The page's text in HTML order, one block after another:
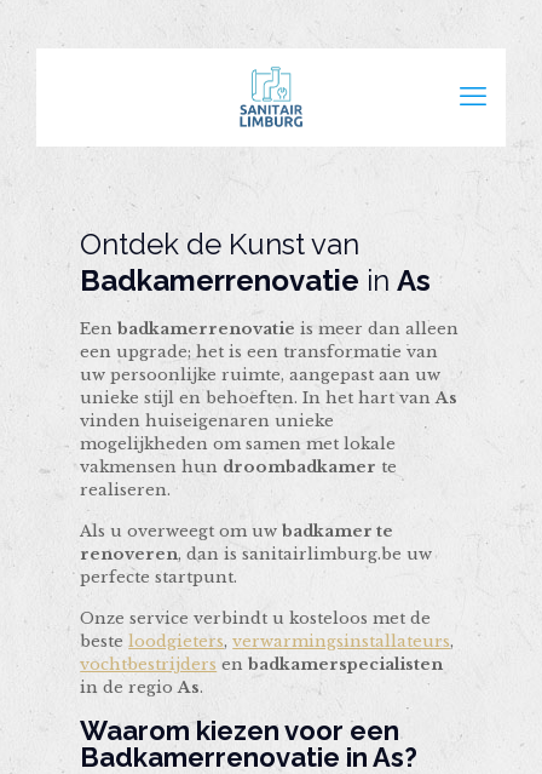
Ontdek de Kunst van
Badkamerrenovatie inAs
Eenbadkamerrenovatie is meer dan alleen
een upgrade; het is een transformatie van
uw persoonlijke ruimte, aangepast aan uw
unieke stijl en behoeften. In het hart vanAs
vinden huiseigenaren unieke
mogelijkheden om samen met lokale
vakmensen hun droombadkamer te
realiseren.
Als u overweegt om uwbadkamer te
renoveren, dan is sanitairlimburg.be uw
perfecte startpunt.
Onze service verbindt u kosteloos met de
besteloodgieters,verwarmingsinstallateurs,
vochtbestrijders enbadkamerspecialisten
in de regioAs.
Waarom kiezen voor een
Badkamerrenovatie inAs?